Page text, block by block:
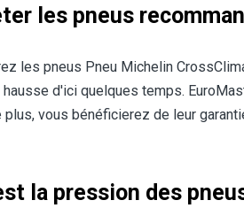
les pneus
les pneus Pneu Michelin
hausse d'ici quelques temps.
plus, vous bénéficierez de leur
la pression des